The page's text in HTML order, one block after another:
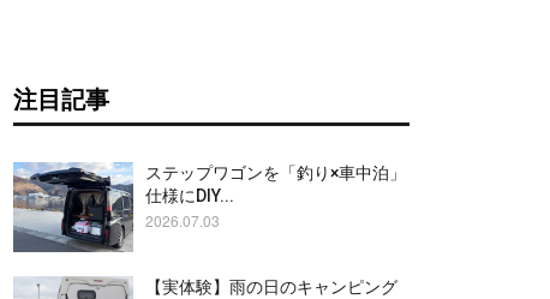
注目記事
ステップワゴンを「釣り×車中泊」
仕様にDIY...
2026.07.03
【実体験】雨の日のキャンピング